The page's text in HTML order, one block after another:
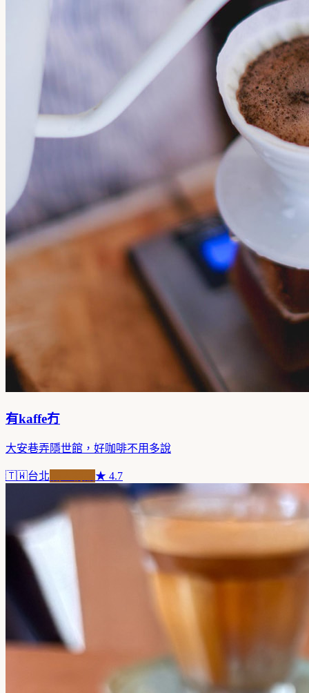
有kaffe冇
大安巷弄隱世館，好咖啡不用多說
🇹🇼台北 ★ 4.7